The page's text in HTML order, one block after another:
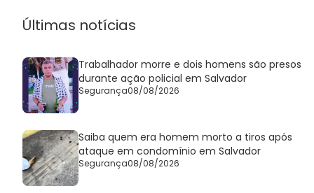
Últimas notícias
Trabalhador morre e dois homens são presos
durante ação policial em Salvador
Segurança08/08/2026
Saiba quem era homem morto a tiros após
ataque em condomínio em Salvador
Segurança08/08/2026